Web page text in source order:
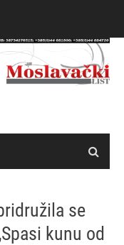
se
kunu od